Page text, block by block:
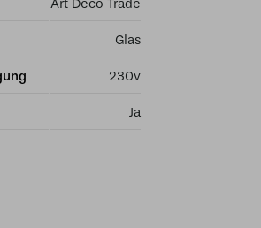
Art Deco Trade
Glas
230v
Ja